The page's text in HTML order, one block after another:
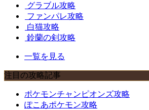
グラブル攻略
ファンパレ攻略
白猫攻略
鈴蘭の剣攻略
一覧を見る
注目の攻略記事
ポケモンチャンピオンズ攻略
ぽこあポケモン攻略